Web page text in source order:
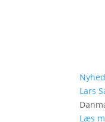
Lars
Læs